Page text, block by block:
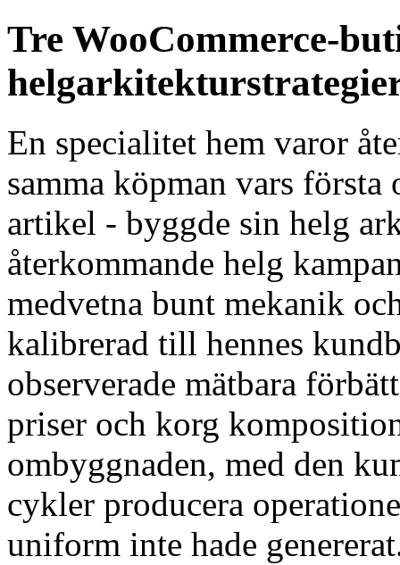
Tre WooCommerce-
En specialitet hem varor
samma köpman vars första
artikel - byggde sin helg
återkommande helg
medvetna bunt mekanik
kalibrerad till hennes
observerade mätbara
priser och korg
ombyggnaden, med den
cykler producera
uniform inte hade